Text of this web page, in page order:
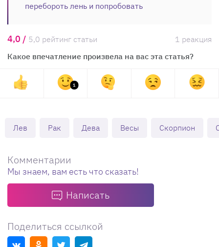
перебороть лень и попробовать
4,0 / 5,0 рейтинг статьи
1 реакция
Какое впечатление произвела на вас эта статья?
1
Лев Рак Дева Весы Скорпион
Комментарии
Мы знаем, вам есть что сказать!
Написать
Поделиться ссылкой